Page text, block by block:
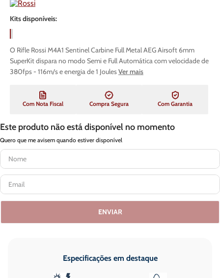
Kits disponíveis:
O Rifle Rossi M4A1 Sentinel Carbine Full Metal AEG Airsoft 6mm
SuperKit dispara no modo Semi e Full Automática com velocidade de
380fps - 116m/s e energia de 1 JoulesVer mais
Com Nota Fiscal Compra Segura Com Garantia
Este produto não está disponível no momento
Quero que me avisem quando estiver disponível
ENVIAR
Especificações em destaque